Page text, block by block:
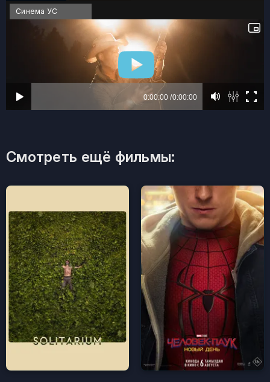
Синема УС
Смотреть ещё фильмы: